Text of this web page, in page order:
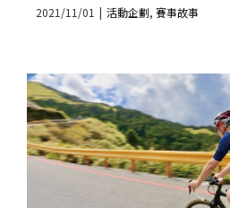
2021/11/01 | 活動企劃, 賽事故事